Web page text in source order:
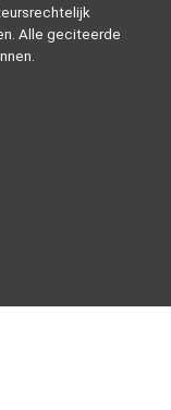
Alle geciteerde